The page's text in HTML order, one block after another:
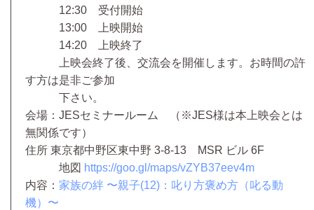
12:30 受付開始
13:00 上映開始
14:20 上映終了
上映会終了後、交流会を開催します。お時間の許
す方は是非ご参加
下さい。
会場：JESセミナールーム （※JES様は本上映会とは
無関係です）
住所 東京都中野区東中野 3-8-13 MSR ビル 6F
地図 https://goo.gl/maps/vZYB37eev4m
内容： 家族の絆 〜親子(12)：叱り方褒め方（叱る動
機）〜